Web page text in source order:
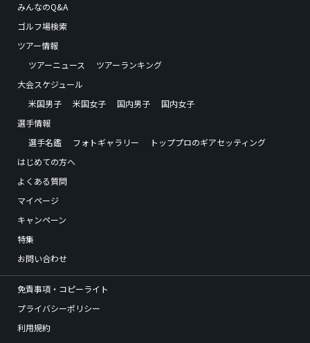
みんなのQ&A
ゴルフ場検索
ツアー情報
ツアーニュース
ツアーランキング
大会スケジュール
米国男子
米国女子 国内男子
国内女子
選手情報
選手名鑑
フォトギャラリー
トッププロのギアセッティング
はじめての方へ
よくある質問
マイページ
キャンペーン
特集
お問い合わせ
免責事項・コピーライト
プライバシーポリシー
利用規約